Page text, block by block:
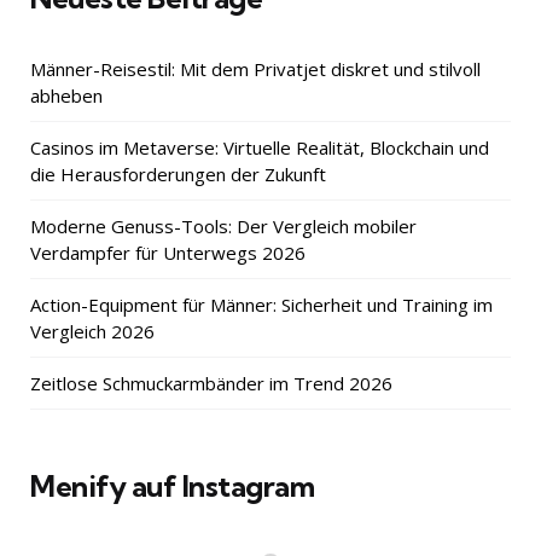
Männer-Reisestil: Mit dem Privatjet diskret und stilvoll
abheben
Casinos im Metaverse: Virtuelle Realität, Blockchain und
die Herausforderungen der Zukunft
Moderne Genuss-Tools: Der Vergleich mobiler
Verdampfer für Unterwegs 2026
Action-Equipment für Männer: Sicherheit und Training im
Vergleich 2026
Zeitlose Schmuckarmbänder im Trend 2026
Menify auf Instagram